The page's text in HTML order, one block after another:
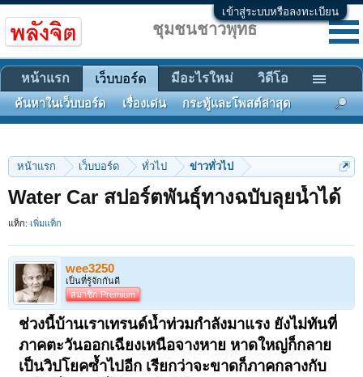
เข้าสู่ระบบหรือลงทะเบียน
หน้าแรก เว็บบอร์ด ทั่วไป ข่าวทั่วไป
Water Car สปอร์ตพันธุ์ทางฉบับลุยน้ำได้
แท็ก: เพิ่มแท็ก
wee3250
เป็นที่รู้จักกันดี
สมาชิก Premium
ช่วงนี้บ้านเราเทรนด์น้ำท่วมกำลังมาแรง ยังไม่ทันที่
ภาคตะวันออกเฉียงเหนือจางหาย หาดใหญ่ก็กลาย
เป็นวิปโยคซ้ำไปอีก เรียกว่าจะขาดก็ภาคกลางกับ
ชุมชนชาวพุทธ
หน้าแรก เว็บบอร์ด
ค้นหาในเว็บบอร์ด เรื่องเด่น กระทู้และโพสต์ล่าสุด
มีอะไรใหม่ วิดีโอ